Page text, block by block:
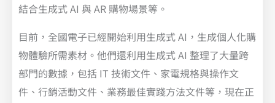
結合生成式 AI 與 AR 購物場景等。
目前，全國電子已經開始利用生成式 AI，生成個人化購
物體驗所需素材。他們還利用生成式 AI 整理了大量跨
部門的數據，包括 IT 技術文件、家電規格與操作文
件、行銷活動文件、業務最佳實踐方法文件等，現在正